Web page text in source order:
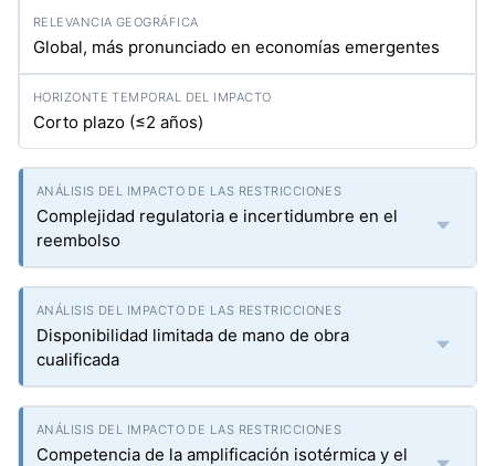
Global, más pronunciado en economías emergentes
Corto plazo (≤2 años)
Complejidad regulatoria e incertidumbre en el
reembolso
Disponibilidad limitada de mano de obra
cualificada
Competencia de la amplificación isotérmica y el